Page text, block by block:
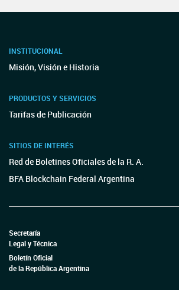
INSTITUCIONAL
Misión, Visión e Historia
PRODUCTOS Y SERVICIOS
Tarifas de Publicación
SITIOS DE INTERÉS
Red de Boletines Oficiales de la R. A.
BFA Blockchain Federal Argentina
Secretaría
Legal y Técnica
Boletín Oficial
de la República Argentina